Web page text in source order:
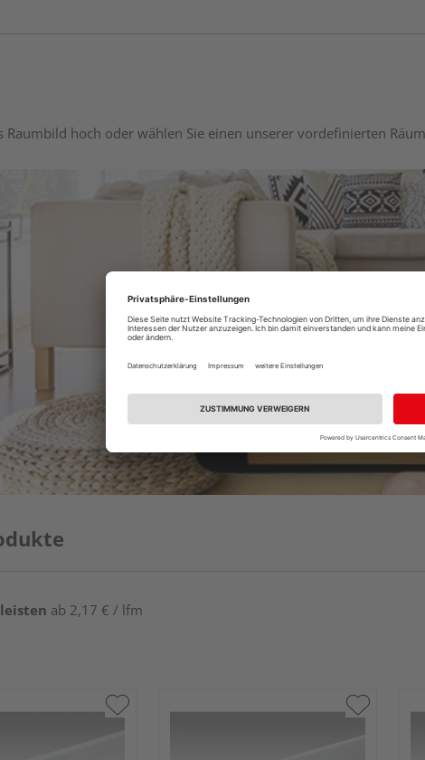
Raumbild hoch oder wählen Sie einen unserer vordefinierten
Raumplaner
ab 2,17 € / lfm